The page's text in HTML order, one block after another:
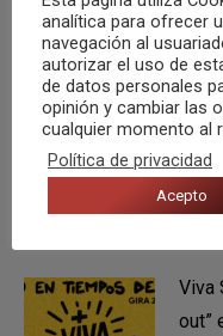
También te
en
Viva
out”
analítica para ofrecer
navegación al
autorizar el uso de
de datos personales
opinión y cambiar las
cualquier momento al
Política de privacidad
Acepto